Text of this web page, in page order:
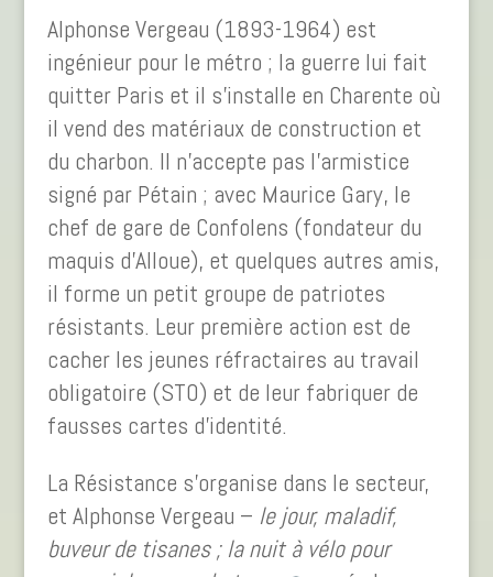
Alphonse Vergeau (1893-1964) est
ingénieur pour le métro ; la guerre lui fait
quitter Paris et il s’installe en Charente où
il vend des matériaux de construction et
du charbon. Il n’accepte pas l’armistice
signé par Pétain ; avec Maurice Gary, le
chef de gare de Confolens (fondateur du
maquis d’Alloue), et quelques autres amis,
il forme un petit groupe de patriotes
résistants. Leur première action est de
cacher les jeunes réfractaires au travail
obligatoire (STO) et de leur fabriquer de
fausses cartes d’identité.
La Résistance s’organise dans le secteur,
et Alphonse Vergeau – le jour, maladif,
buveur de tisanes ; la nuit à vélo pour